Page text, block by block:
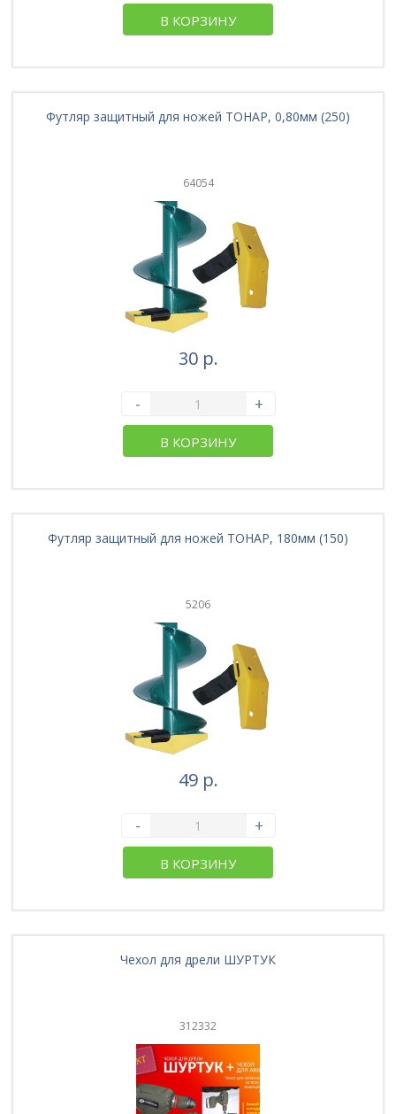
В КОРЗИНУ
Футляр защитный для ножей ТОНАР, 0,80мм (250)
64054
30 р.
- +
В КОРЗИНУ
Футляр защитный для ножей ТОНАР, 180мм (150)
5206
49 р.
- +
В КОРЗИНУ
Чехол для дрели ШУРТУК
312332